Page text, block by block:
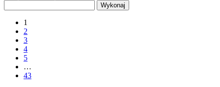
1
2
3
4
5
…
43